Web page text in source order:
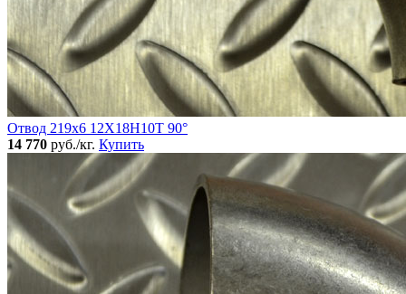
Отвод 219х6 12Х18Н10Т 90°
14 770 руб./кг. Купить